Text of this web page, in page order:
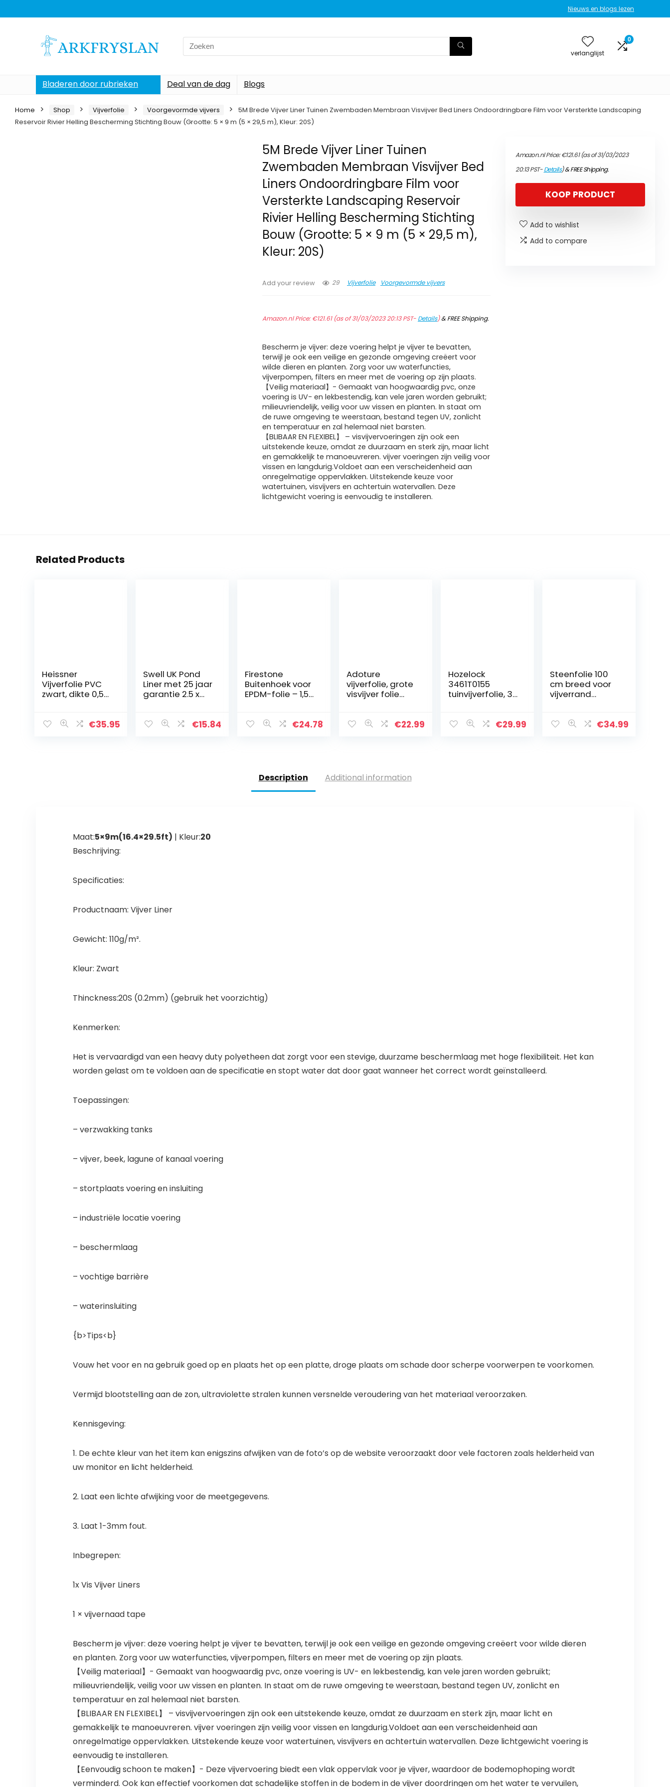
Nieuws en blogs lezen
Search
for:
verlanglijst
0
Bladeren door rubrieken Deal van de dag Blogs
Home Shop Vijverfolie Voorgevormde vijvers
5M Brede Vijver Liner Tuinen Zwembaden Membraan Visvijver Bed Liners Ondoordringbare Film voor Versterkte Landscaping
Reservoir Rivier Helling Bescherming Stichting Bouw (Grootte: 5 × 9 m (5 × 29,5 m), Kleur: 20S)
5M Brede Vijver Liner Tuinen
Zwembaden Membraan Visvijver Bed
Liners Ondoordringbare Film voor
Versterkte Landscaping Reservoir
Rivier Helling Bescherming Stichting
Bouw (Grootte: 5 × 9 m (5 × 29,5 m),
Kleur: 20S)
Add your review 29 Vijverfolie Voorgevormde vijvers
Amazon.nl Price:€121.61(as of 31/03/2023 20:13 PST- Details)&FREE Shipping.
Bescherm je vijver: deze voering helpt je vijver te bevatten,
terwijl je ook een veilige en gezonde omgeving creëert voor
wilde dieren en planten. Zorg voor uw waterfuncties,
vijverpompen, filters en meer met de voering op zijn plaats.
【Veilig materiaal】- Gemaakt van hoogwaardig pvc, onze
voering is UV- en lekbestendig, kan vele jaren worden gebruikt;
milieuvriendelijk, veilig voor uw vissen en planten. In staat om
de ruwe omgeving te weerstaan, bestand tegen UV, zonlicht
en temperatuur en zal helemaal niet barsten.
【BLIBAAR EN FLEXIBEL】 – visvijvervoeringen zijn ook een
uitstekende keuze, omdat ze duurzaam en sterk zijn, maar licht
en gemakkelijk te manoeuvreren. vijver voeringen zijn veilig voor
vissen en langdurig.Voldoet aan een verscheidenheid aan
onregelmatige oppervlakken. Uitstekende keuze voor
watertuinen, visvijvers en achtertuin watervallen. Deze
lichtgewicht voering is eenvoudig te installeren.
Amazon.nl Price:€121.61(as of 31/03/2023
20:13 PST-Details)&FREE Shipping.
KOOP PRODUCT
Add to wishlist
Add to compare
Related Products
Heissner
Vijverfolie PVC
zwart, dikte 0,5
€35.95
Swell UK Pond
Liner met 25 jaar
garantie 2.5 x
€15.84
Firestone
Buitenhoek voor
EPDM-folie – 1,5
stuk
€24.78
Adoture
vijverfolie, grote
visvijver folie
Membraan €22.99
Hozelock
3461T0155
tuinvijverfolie, 3 x
€29.99
Steenfolie 100
cm breed voor
vijverrand
loopmat beestje
€34.99
Description Additional information
Maat:5×9m(16.4×29.5ft) | Kleur:20
Beschrijving:
Specificaties:
Productnaam: Vijver Liner
Gewicht: 110g/m².
Kleur: Zwart
Thinckness:20S (0.2mm) (gebruik het voorzichtig)
Kenmerken:
Het is vervaardigd van een heavy duty polyetheen dat zorgt voor een stevige, duurzame beschermlaag met hoge flexibiliteit. Het kan
worden gelast om te voldoen aan de specificatie en stopt water dat door gaat wanneer het correct wordt geïnstalleerd.
Toepassingen:
– verzwakking tanks
– vijver, beek, lagune of kanaal voering
– stortplaats voering en insluiting
– industriële locatie voering
– beschermlaag
– vochtige barrière
– waterinsluiting
{b>Tips<b}
Vouw het voor en na gebruik goed op en plaats het op een platte, droge plaats om schade door scherpe voorwerpen te voorkomen.
Vermijd blootstelling aan de zon, ultraviolette stralen kunnen versnelde veroudering van het materiaal veroorzaken.
Kennisgeving:
1. De echte kleur van het item kan enigszins afwijken van de foto’s op de website veroorzaakt door vele factoren zoals helderheid van
uw monitor en licht helderheid.
2. Laat een lichte afwijking voor de meetgegevens.
3. Laat 1-3mm fout.
Inbegrepen:
1x Vis Vijver Liners
1 × vijvernaad tape
Bescherm je vijver: deze voering helpt je vijver te bevatten, terwijl je ook een veilige en gezonde omgeving creëert voor wilde dieren
en planten. Zorg voor uw waterfuncties, vijverpompen, filters en meer met de voering op zijn plaats.
【Veilig materiaal】- Gemaakt van hoogwaardig pvc, onze voering is UV- en lekbestendig, kan vele jaren worden gebruikt;
milieuvriendelijk, veilig voor uw vissen en planten. In staat om de ruwe omgeving te weerstaan, bestand tegen UV, zonlicht en
temperatuur en zal helemaal niet barsten.
【BLIBAAR EN FLEXIBEL】 – visvijvervoeringen zijn ook een uitstekende keuze, omdat ze duurzaam en sterk zijn, maar licht en
gemakkelijk te manoeuvreren. vijver voeringen zijn veilig voor vissen en langdurig.Voldoet aan een verscheidenheid aan
onregelmatige oppervlakken. Uitstekende keuze voor watertuinen, visvijvers en achtertuin watervallen. Deze lichtgewicht voering is
eenvoudig te installeren.
【Eenvoudig schoon te maken】- Deze vijvervoering biedt een vlak oppervlak voor je vijver, waardoor de bodemophoping wordt
verminderd. Ook kan effectief voorkomen dat schadelijke stoffen in de bodem in de vijver doordringen om het water te vervuilen,